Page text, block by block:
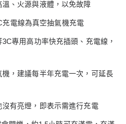
、火源與液體，以免故障
充電線為真空抽氣機充電
3C專用高功率快充插頭、充電線，
，建議每半年充電一次，可延長
有亮燈，即表示需進行充電